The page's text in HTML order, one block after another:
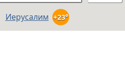
Иерусалим +23°